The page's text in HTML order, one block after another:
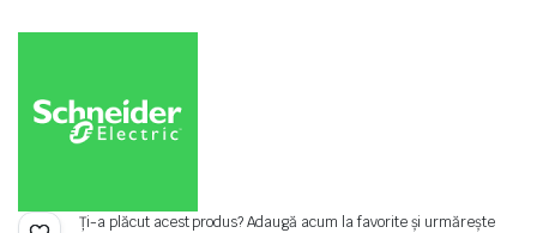
Ți-a plăcut acest produs? Adaugă acum la favorite și urmărește